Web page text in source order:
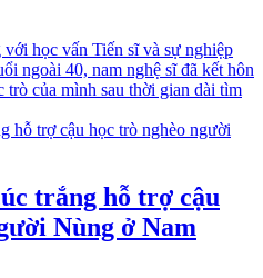
học vấn Tiến sĩ và sự nghiệp
ngoài 40, nam nghệ sĩ đã kết hôn
của mình sau thời gian dài tìm
trắng hỗ trợ cậu
Nùng ở Nam